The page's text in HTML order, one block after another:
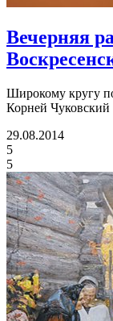
Вечерняя
Широкому кругу
Корней Чуковский
29.08.2014
5
5